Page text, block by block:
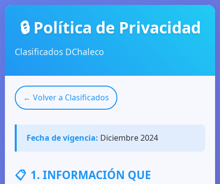
🔒 Política de Privacidad
Clasificados DChaleco
← Volver a Clasificados
Fecha de vigencia: Diciembre 2024
📋 1. INFORMACIÓN QUE